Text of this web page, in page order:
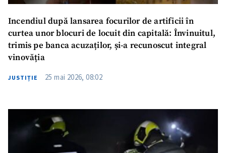
Incendiul după lansarea focurilor de artificii în
curtea unor blocuri de locuit din capitală: Învinuitul,
trimis pe banca acuzaților, și-a recunoscut integral
vinovăția
JUSTIȚIE 25 mai 2026, 08:02